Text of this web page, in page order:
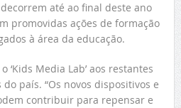
até ao final deste ano
promovidas ações de formação
à área da educação.
‘Kids Media Lab’ aos restantes
país. “Os novos dispositivos e
contribuir para repensar e